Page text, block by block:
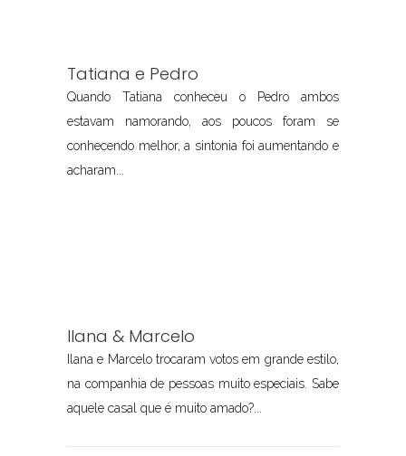
Tatiana e Pedro
Quando Tatiana conheceu o Pedro ambos
estavam namorando, aos poucos foram se
conhecendo melhor, a sintonia foi aumentando e
acharam...
Ilana & Marcelo
Ilana e Marcelo trocaram votos em grande estilo,
na companhia de pessoas muito especiais. Sabe
aquele casal que é muito amado?...